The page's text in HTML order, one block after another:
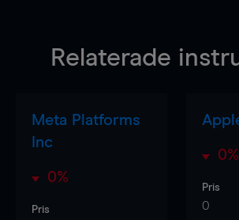
Relaterade
Meta Platforms
Inc
0%
Pris
0%
Pris
0